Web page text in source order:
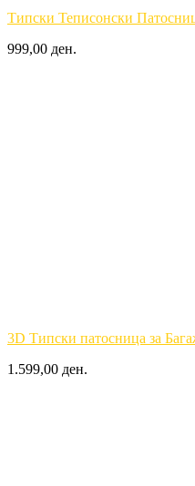
Типски Теписонски
999,00 ден.
3D Типски патосница за
1.599,00 ден.